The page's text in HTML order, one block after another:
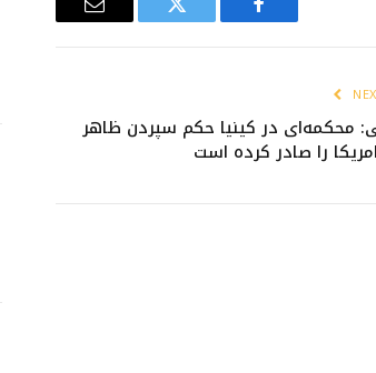
Facebook
Twitter
Email
محکمه‌ای در کینیا حکم سپردن ظاهر
را صادر کرده است